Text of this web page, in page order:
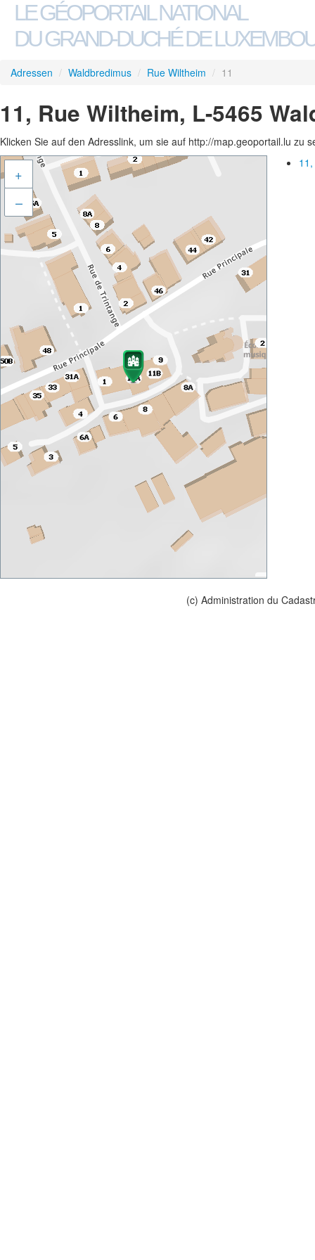
LE GÉOPORTAIL NATIONAL
DU GRAND-DUCHÉ DE
Adressen / Waldbredimus / Rue Wiltheim / 11
11, Rue Wiltheim, L-5465
Klicken Sie auf den Adresslink, um sie auf http://map.geoportail.lu zu
+
–
(c) Administration du